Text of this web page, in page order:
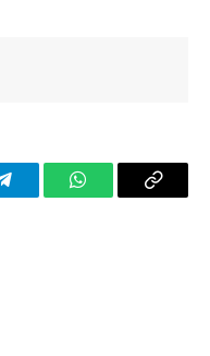
TelegramWhatsAppCopy